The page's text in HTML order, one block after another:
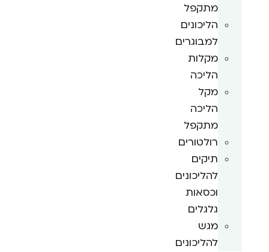
מתקפל
הליכונים
למבוגרים
מקלות
הליכה
מקל
הליכה
מתקפל
רולטורים
תיקים
להליכונים
וכסאות
גלגלים
מגש
להליכונים